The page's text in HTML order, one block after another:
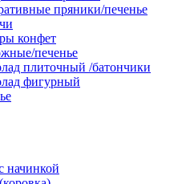
пряники/печенье
конфет
печенье
плиточный /батончики
фигурный
начинкой